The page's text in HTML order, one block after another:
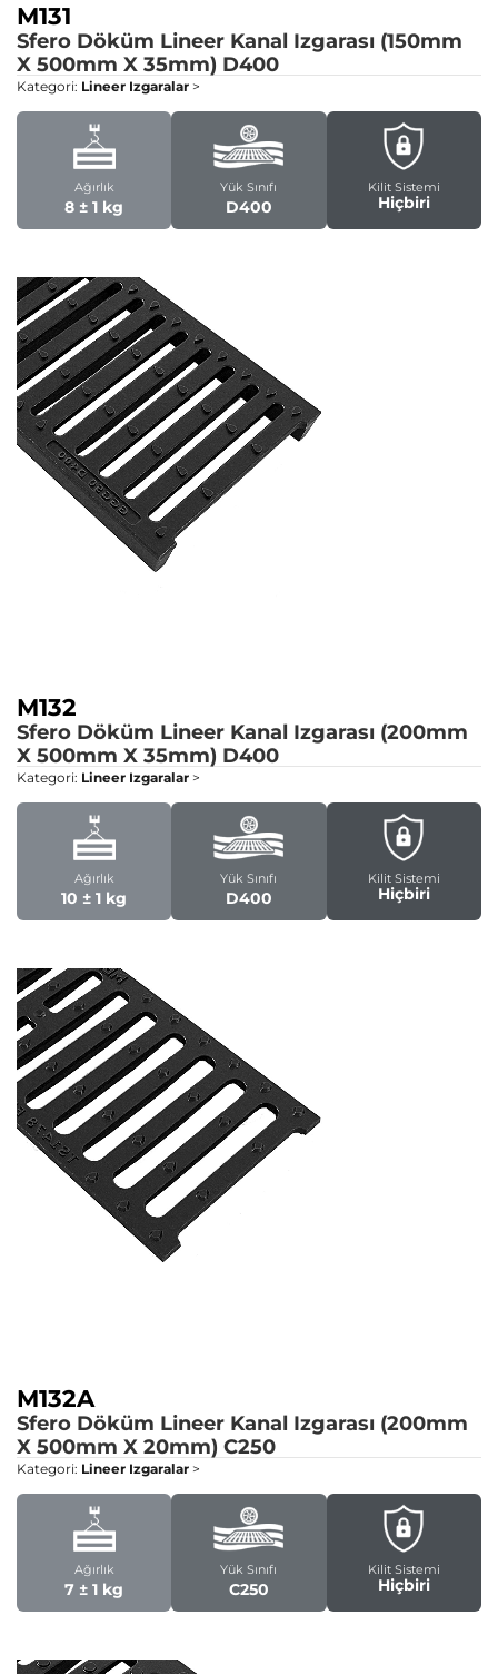
M131
Sfero Döküm Lineer Kanal Izgarası (150mm
X 500mm X 35mm) D400
Kategori: Lineer Izgaralar >
Ağırlık
8 ± 1 kg
Yük Sınıfı
D400
Kilit Sistemi
Hiçbiri
M132
Sfero Döküm Lineer Kanal Izgarası (200mm
X 500mm X 35mm) D400
Kategori: Lineer Izgaralar >
Ağırlık
10 ± 1 kg
Yük Sınıfı
D400
Kilit Sistemi
Hiçbiri
M132A
Sfero Döküm Lineer Kanal Izgarası (200mm
X 500mm X 20mm) C250
Kategori: Lineer Izgaralar >
Ağırlık
7 ± 1 kg
Yük Sınıfı
C250
Kilit Sistemi
Hiçbiri